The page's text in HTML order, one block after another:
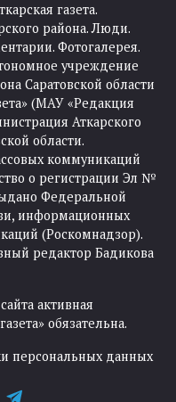
газета.
района. Люди.
Фотогалерея.
учреждение
Саратовской области
(МАУ «Редакция
Аткарского
области.
коммуникаций
о регистрации Эл №
Федеральной
информационных
(Роскомнадзор).
редактор Бадикова
активная
обязательна.
персональных данных